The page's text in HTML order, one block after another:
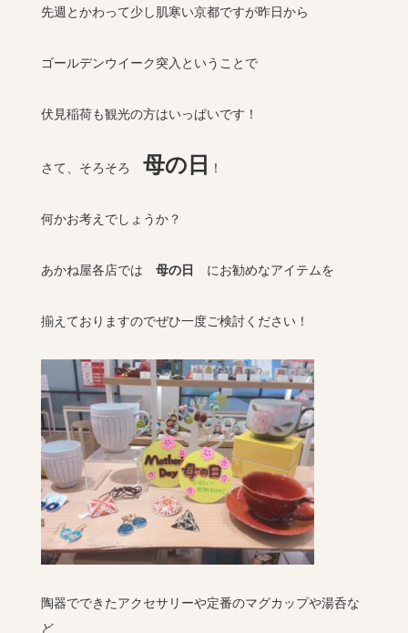
先週とかわって少し肌寒い京都ですが昨日から
ゴールデンウイーク突入ということで
伏見稲荷も観光の方はいっぱいです！
さて、そろそろ 母の日 ！
何かお考えでしょうか？
あかね屋各店では 母の日 にお勧めなアイテムを
揃えておりますのでぜひ一度ご検討ください！
陶器でできたアクセサリーや定番のマグカップや湯呑な
ど